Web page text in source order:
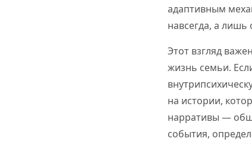
адаптивным
навсегда, а лишь
Этот взгляд
жизнь семьи.
на истории,
нарративы —
события,